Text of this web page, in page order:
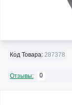
Код Товара: 287378
Отзывы: 0